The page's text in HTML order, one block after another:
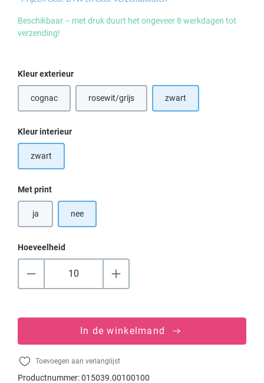
Beschikbaar – met druk duurt het ongeveer 8 werkdagen tot
verzending!
Selecteer
Kleur exterieur
cognac rosewit/grijs zwart
Selecteer
Kleur interieur
zwart
Selecteer
Met print
ja nee
Hoeveelheid
In de winkelmand
Toevoegen aan verlanglijst
Productnummer:015039.00100100